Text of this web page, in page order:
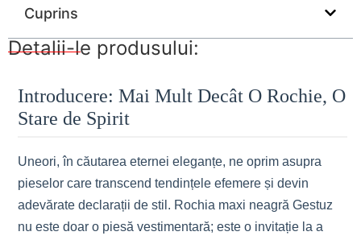
Cuprins
Detalii-le produsului:
Introducere: Mai Mult Decât O Rochie, O
Stare de Spirit
Uneori, în căutarea eternei eleganțe, ne oprim asupra
pieselor care transcend tendințele efemere și devin
adevărate declarații de stil. Rochia maxi neagră Gestuz
nu este doar o piesă vestimentară; este o invitație la a